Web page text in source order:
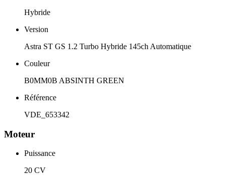
Hybride
Version
Astra ST GS 1.2 Turbo Hybride 145ch Automatique
Couleur
B0MM0B ABSINTH GREEN
Référence
VDE_653342
Moteur
Puissance
20 CV